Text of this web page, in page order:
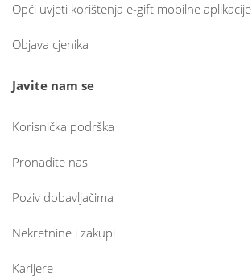
Opći uvjeti korištenja e-gift mobilne aplikacije
Objava cjenika
Javite nam se
Korisnička podrška
Pronađite nas
Poziv dobavljačima
Nekretnine i zakupi
Karijere